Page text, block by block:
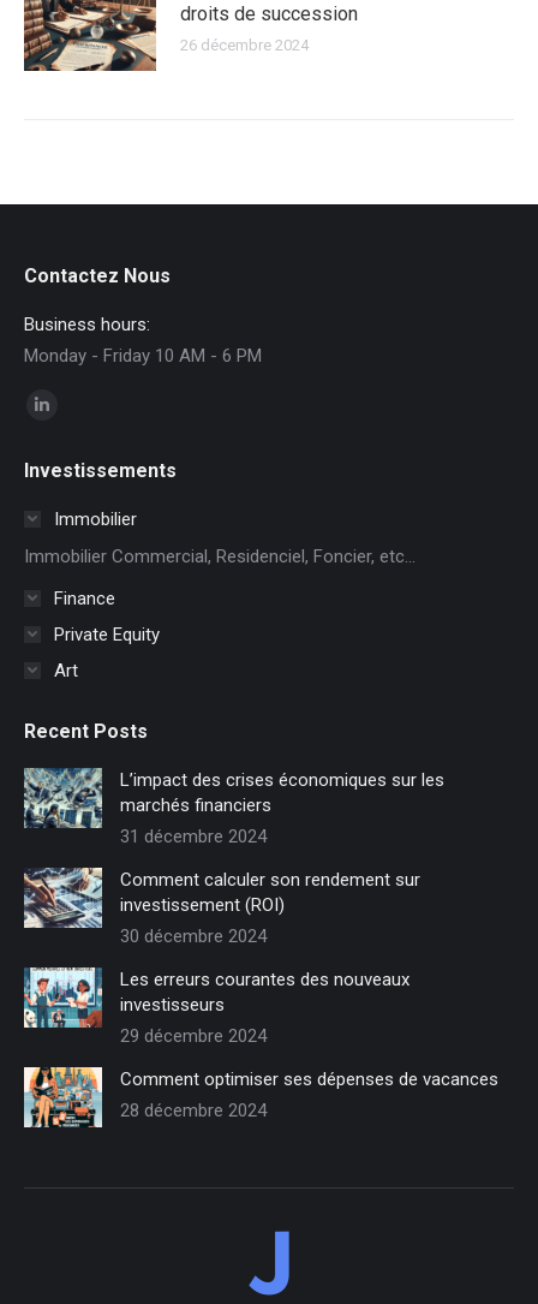
droits de succession
26 décembre 2024
Contactez Nous
Business hours:
Monday - Friday 10 AM - 6 PM
Trouvez nous sur :
LinkedIn
s'ouvre
nouvelle
fenêtre
Investissements
Immobilier
Immobilier Commercial, Residenciel, Foncier, etc...
Finance
Private Equity
Art
Recent Posts
L’impact des crises économiques sur les
marchés financiers
31 décembre 2024
Comment calculer son rendement sur
investissement (ROI)
30 décembre 2024
Les erreurs courantes des nouveaux
investisseurs
29 décembre 2024
Comment optimiser ses dépenses de vacances
28 décembre 2024